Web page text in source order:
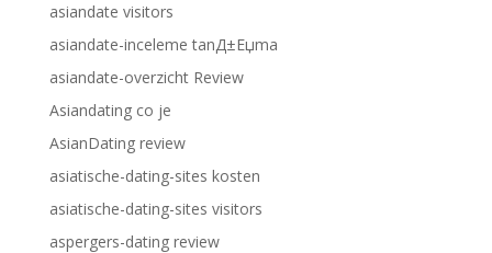
asiandate visitors
asiandate-inceleme tanД±Еџma
asiandate-overzicht Review
Asiandating co je
AsianDating review
asiatische-dating-sites kosten
asiatische-dating-sites visitors
aspergers-dating review